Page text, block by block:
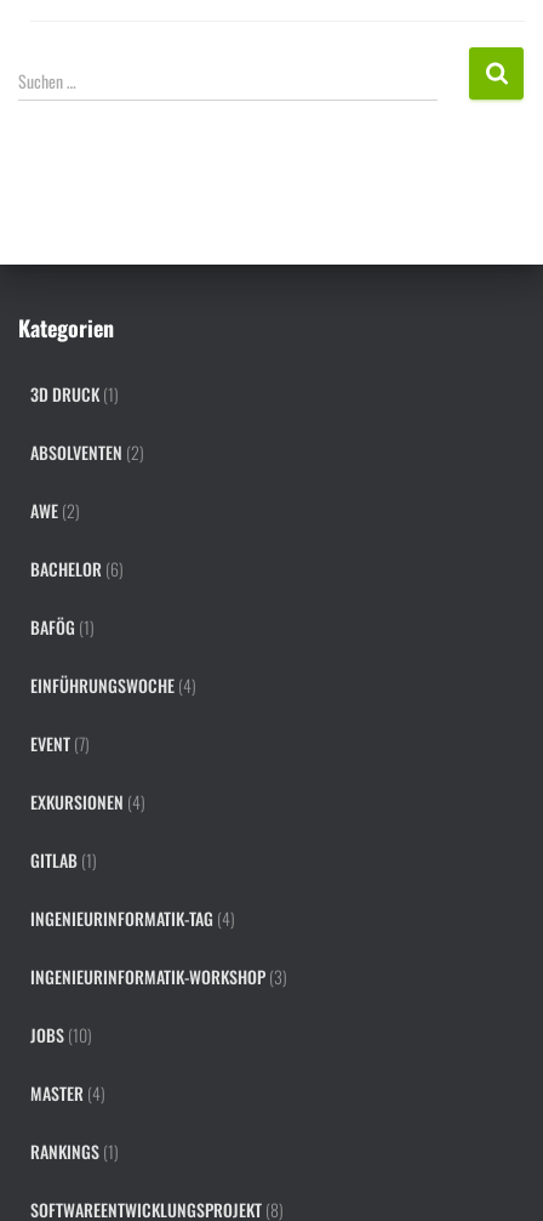
S
u
:
Suchen …
Kategorien
3D DRUCK(1)
ABSOLVENTEN (2)
AWE(2)
BACHELOR(6)
BAFÖG (1)
EINFÜHRUNGSWOCHE(4)
EVENT(7)
EXKURSIONEN (4)
GITLAB(1)
INGENIEURINFORMATIK-TAG (4)
INGENIEURINFORMATIK-WORKSHOP(3)
JOBS(10)
MASTER(4)
RANKINGS(1)
SOFTWAREENTWICKLUNGSPROJEKT(8)